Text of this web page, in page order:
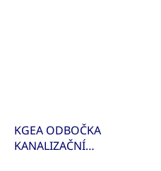
KGEA ODBOČKA
KANALIZAČNÍ